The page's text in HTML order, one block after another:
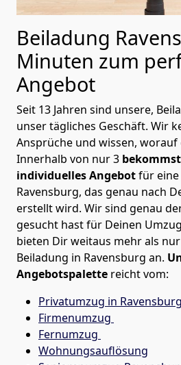
Beiladung
Minuten zum
Angebot
Seit 13 Jahren sind unsere,
unser tägliches Geschäft. Wir
Ansprüche und wissen, worauf
Innerhalb von nur 3
individuelles Angebotfür eine
Ravensburg, das genau nach
erstellt wird. Wir sind genau
gesucht hast für Deinen
bieten Dir weitaus mehr als
Beiladung in Ravensburg an.
Angebotspalette reicht vom:
Privatumzug in Ravensburg
Firmenumzug
Fernumzug
Wohnungsauflösung